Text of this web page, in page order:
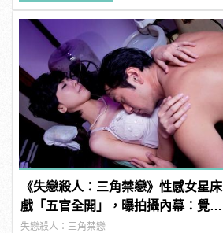
《失戀殺人：三角禁戀》性感女星床
戲「五官全開」，曝拍攝內幕：覺得
好像快死了
失戀殺人：三角禁戀